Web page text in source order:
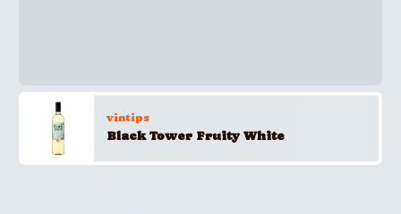
vintips
Black Tower Fruity White